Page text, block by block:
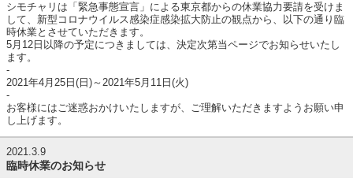
シモチャリは「緊急事態宣言」による東京都からの休業協力要請を受けま
して、新型コロナウイルス感染症感染拡大防止の観点から、以下の通り臨
時休業とさせていただきます。
5月12日以降の予定につきましては、決定次第当ページでお知らせいたし
ます。
-
2021年4月25日(日)～2021年5月11日(火)
-
お客様にはご迷惑おかけいたしますが、ご理解いただきますようお願い申
し上げます。
2021.3.9
臨時休業のお知らせ